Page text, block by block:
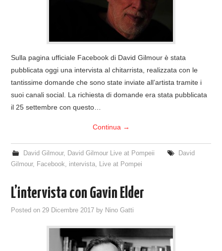
Sulla pagina ufficiale Facebook di David Gilmour è stata
pubblicata oggi una intervista al chitarrista, realizzata con le
tantissime domande che sono state inviate all’artista tramite i
suoi canali social. La richiesta di domande era stata pubblicata
il 25 settembre con questo…
Continua →
David Gilmour, David Gilmour Live at Pompeii
David
Gilmour, Facebook, intervista, Live at Pompei
L’intervista con Gavin Elder
Posted on29 Dicembre 2017 by Nino Gatti